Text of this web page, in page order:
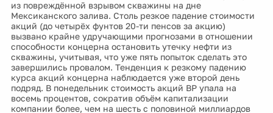
из повреждённой взрывом скважины на дне
Мексиканского залива. Столь резкое падение стоимости
акций (до четырёх фунтов 20-ти пенсов за акцию)
вызвано крайне удручающими прогнозами в отношении
способности концерна остановить утечку нефти из
скважины, учитывая, что уже пять попыток сделать это
завершились провалом. Тенденция к резкому падению
курса акций концерна наблюдается уже второй день
подряд. В понедельник стоимость акций ВР упала на
восемь процентов, сократив объём капитализации
компании более, чем на шесть с половиной миллиардов